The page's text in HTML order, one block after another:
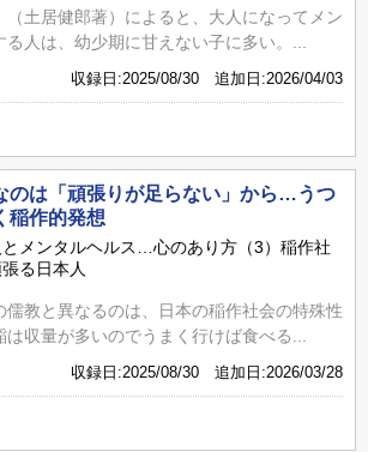
（土居健郎著）によると、大人になってメン
人は、幼少期に甘えない子に多い。...
収録日:2025/08/30 追加日:2026/04/03
のは「頑張りが足らない」から…うつ
稲作的発想
とメンタルヘルス…心のあり方（3）稲作社
る日本人
儒教と異なるのは、日本の稲作社会の特殊性
収量が多いのでうまく行けば食べる...
収録日:2025/08/30 追加日:2026/03/28